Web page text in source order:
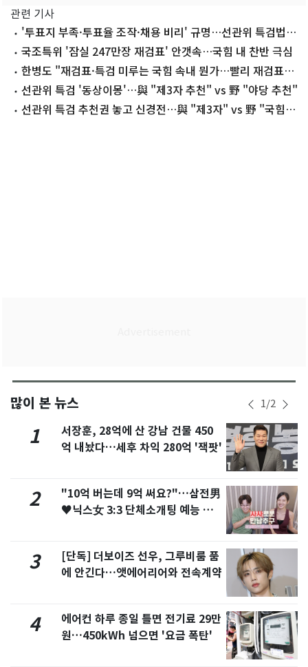
관련 기사
'투표지 부족·투표율 조작·채용 비리' 규명…선관위 특검법
국회 통과
국조특위 '잠실 247만장 재검표' 안갯속…국힘 내 찬반 극심
한병도 "재검표·특검 미루는 국힘 속내 뭔가…빨리 재검표부
터"선관위 특검 '동상이몽'…與 "제3자 추천" vs 野 "야당 추천"
선관위 특검 추천권 놓고 신경전…與 "제3자" vs 野 "국힘
많이 본 뉴스 1/2
1
서장훈, 28억에 산 강남 건물 450
억 내놨다…세후 차익 280억 '잭팟'
2
"10억 버는데 9억 써요?"…삼전男
♥닉스女 3:3 단체소개팅 예능 화
3
[단독] 더보이즈 선우, 그루비룸 품
에 안긴다…앳에어리어와 전속계약
4
에어컨 하루 종일 틀면 전기료 29만
원…450kWh 넘으면 '요금 폭탄'